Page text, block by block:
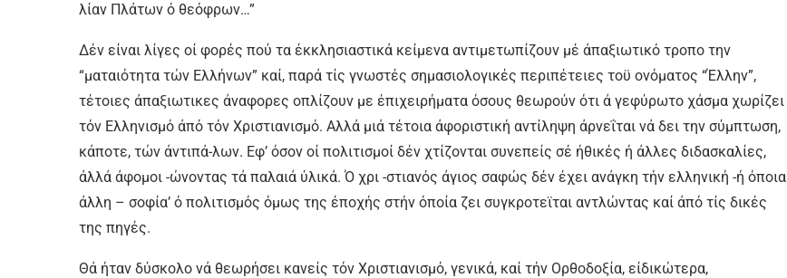
λίαν Πλάτων ό θεόφρων…”
Δέν είναι λίγες οί φορές πού τα έκκλησιαστικά κείμενα αντιμετωπίζουν μέ άπαξιωτικό τροπο την
“ματαιότητα τών Ελλήνων” καί, παρά τίς γνωστές σημασιολογικές περιπέτειες τοϋ ονόματος “Έλλην”,
τέτοιες άπαξιωτικες άναφορες οπλίζουν με έπιχειρήματα όσους θεωρούν ότι ά γεφύρωτο χάσμα χωρίζει
τόν Ελληνισμό άπό τόν Χριστιανισμό. Αλλά μιά τέτοια άφοριστική αντίληψη άρνεΐται νά δει την σύμπτωση,
κάποτε, τών άντιπά-λων. Εφ’ όσον οί πολιτισμοί δέν χτίζονται συνεπείς σέ ήθικές ή άλλες διδασκαλίες,
άλλά άφομοι -ώνοντας τά παλαιά ύλικά. Ό χρι -στιανός άγιος σαφώς δέν έχει ανάγκη τήν ελληνική -ή όποια
άλλη – σοφία’ ό πολιτισμός όμως της έποχής στήν όποία ζει συγκροτεϊται αντλώντας καί άπό τίς δικές
της πηγές.
Θά ήταν δύσκολο νά θεωρήσει κανείς τόν Χριστιανισμό, γενικά, καί τήν Ορθοδοξία, είδικώτερα,